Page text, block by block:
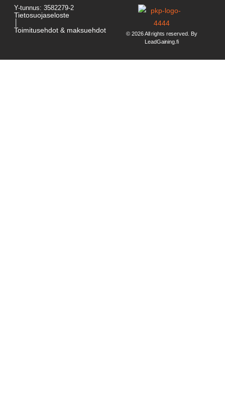
© 2026 All rights reserved. By
LeadGaining.fi
Y-tunnus: 3582279-2
Tietosuojaseloste
Toimitusehdot & maksuehdot